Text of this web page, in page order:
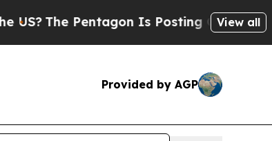
The Pentagon Is Posting Cryptic Biblical
View all
Provided by AGP